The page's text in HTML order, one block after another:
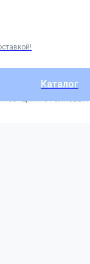
Каталог